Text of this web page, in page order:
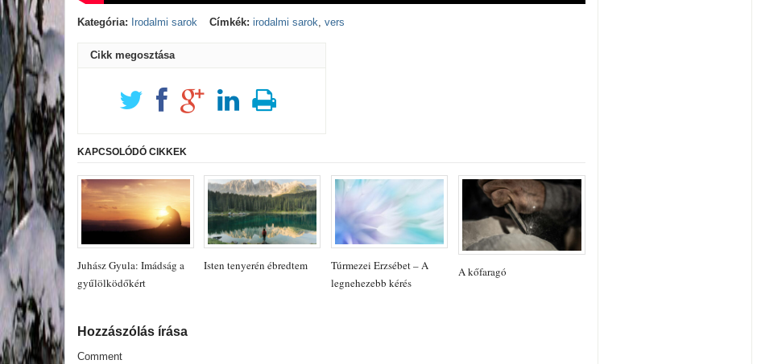
Kategória: Irodalmi sarok Címkék: irodalmi sarok, vers
Cikk megosztása
KAPCSOLÓDÓ CIKKEK
Juhász Gyula: Imádság a
gyűlölködőkért
Isten tenyerén ébredtem
Túrmezei Erzsébet – A
legnehezebb kérés
A kőfaragó
Hozzászólás írása
Comment